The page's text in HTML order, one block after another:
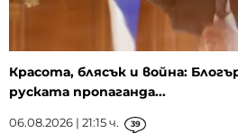
Красота, блясък и война:
руската пропаганда...
06.08.2026 | 21:15 ч. 39